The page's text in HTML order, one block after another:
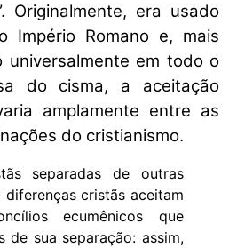
Originalmente, era usado
Império Romano e, mais
universalmente em todo o
do cisma, a aceitação
amplamente entre as
do cristianismo.
separadas de outras
cristãs aceitam
ecumênicos que
de sua separação: assim,